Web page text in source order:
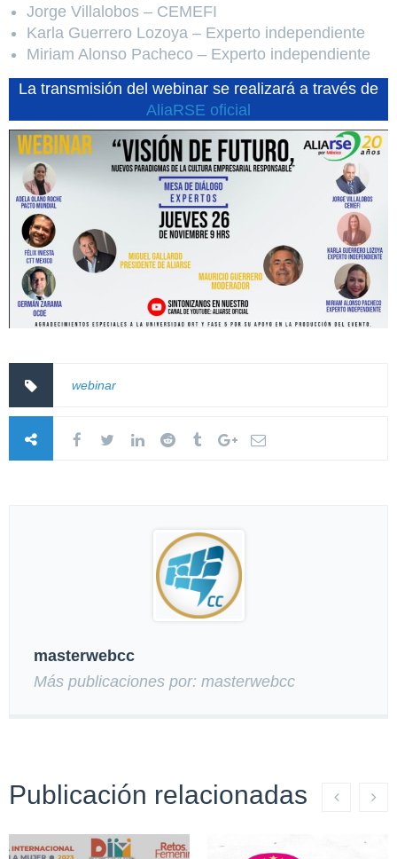
Jorge Villalobos – CEMEFI
Karla Guerrero Lozoya – Experto independiente
Miriam Alonso Pacheco – Experto independiente
La transmisión del webinar se realizará a través de
AliaRSE oficial
webinar
masterwebcc
Más publicaciones por: masterwebcc
Publicación relacionadas